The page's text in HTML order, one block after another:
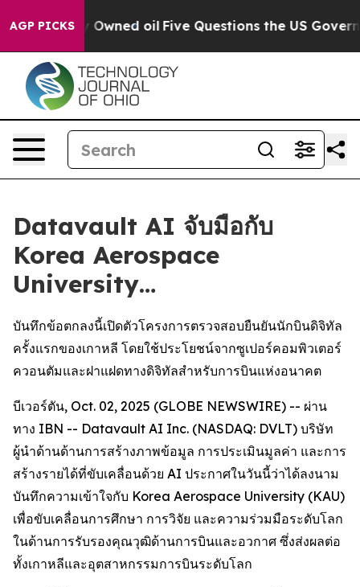
AGP PICKS
Owned oil Five Questions the US Government
Datavault AI จับมือกับ
Korea Aerospace
University…
บันทึกข้อตกลงนี้เปิดตัวโครงการตรวจสอบยืนยันนักบินดิจิทัล
ครั้งแรกของเกาหลี โดยใช้ประโยชน์จากซูเปอร์คอมพิวเตอร์
ควอนตัมและฝาแฝดทางดิจิทัลสำหรับการบินแห่งอนาคต
บีเวอร์ตัน, Oct. 02, 2025 (GLOBE NEWSWIRE) -- ผ่าน
ทาง IBN -- Datavault AI Inc. (NASDAQ: DVLT) บริษัท
ผู้นำด้านด้านการสร้างภาพข้อมูล การประเมินมูลค่า และการ
สร้างรายได้ที่ขับเคลื่อนด้วย AI ประกาศในวันนี้ว่าได้ลงนาม
บันทึกความเข้าใจกับ Korea Aerospace University (KAU)
เพื่อขับเคลื่อนการศึกษา การวิจัย และความร่วมมือระดับโลก
ในด้านการรับรองคุณวุฒิด้านการบินและอวกาศ ซึ่งส่งผลต่อ
ทั้งเกาหลีและอุตสาหกรรมการบินระดับโลก